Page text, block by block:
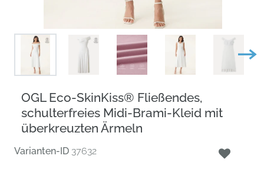
OGL Eco-SkinKiss® Fließendes,
schulterfreies Midi-Brami-Kleid mit
überkreuzten Ärmeln
Varianten-ID 37632